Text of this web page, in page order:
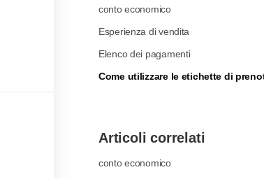
conto economico
Esperienza di vendita
Elenco dei pagamenti
Come utilizzare le etichette di
Articoli correlati
conto economico